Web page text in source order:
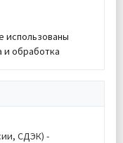
использованы
и обработка
СДЭК) -